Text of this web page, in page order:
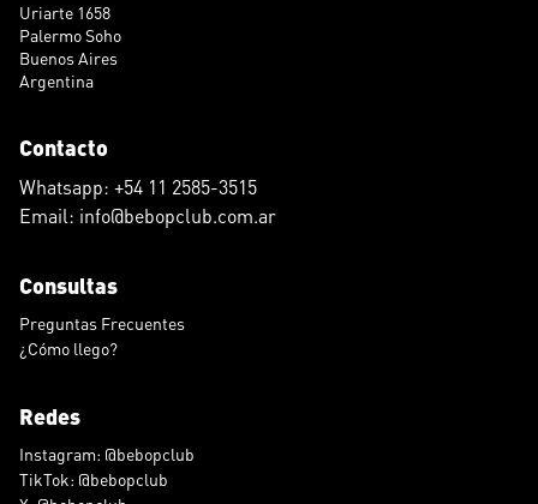
Uriarte 1658
Palermo Soho
Buenos Aires
Argentina
Contacto
Whatsapp: +54 11 2585-3515
Email: info@bebopclub.com.ar
Consultas
Preguntas Frecuentes
¿Cómo llego?
Redes
Instagram: @bebopclub
TikTok: @bebopclub